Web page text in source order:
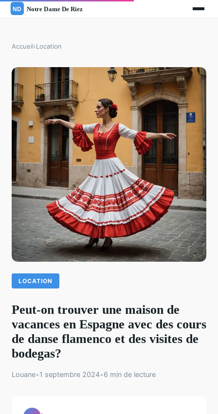
Accueil›Location
LOCATION
Peut-on trouver une maison de
vacances en Espagne avec des cours
de danse flamenco et des visites de
bodegas?
Louane•1 septembre 2024•6 min de lecture